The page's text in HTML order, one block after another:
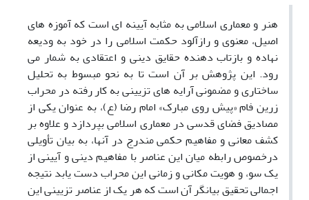
هنر و معماری اسلامی به مثابه آیینه ای است که آموزه های
اصیل، معنوی و رازآلود حکمت اسلامی را در خود به ودیعه
نهاده و بازتاب دهنده حقایق دینی و اعتقادی به شمار می
رود. این پژوهش بر آن است تا به نحو مبسوط به تحلیل
ساختاری و مضمونی آرایه های تزیینی به کار رفته در محراب
زرین فام «پیش روی مبارک» امام رضا (ع)، به عنوان یکی از
مصادیق فضای قدسی در معماری اسلامی بپردازد و علاوه بر
کشف معانی و مفاهیم حکمی مندرج در آنها، به بیان تأویلی
درخصوص رابطه میان این عناصر با مفاهیم دینی و آیینی از
یک سو، و هویت مکانی و زمانی این محراب دست یابد نتیجه
اجمالی تحقیق بیانگر آن است که هر یک از عناصر تزیینی این